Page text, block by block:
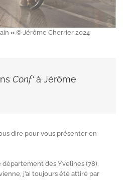
»© Jérôme Cherrier 2024
Conf'à Jérôme
dire pour vous présenter en
département des Yvelines (78).
j’ai toujours été attiré par